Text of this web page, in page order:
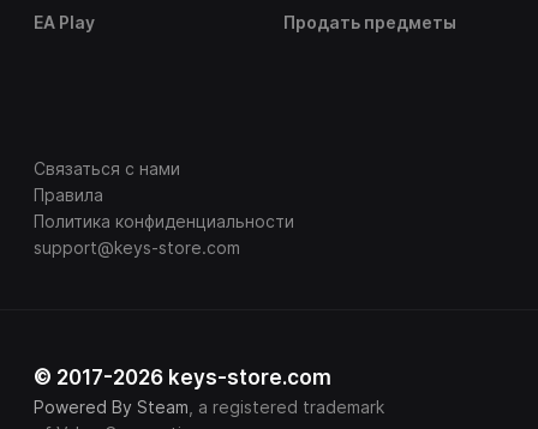
EA Play
Продать предметы
Связаться с нами
Правила
Политика конфиденциальности
support@keys-store.com
© 2017-2026 keys-store.com
Powered By Steam , a registered trademark